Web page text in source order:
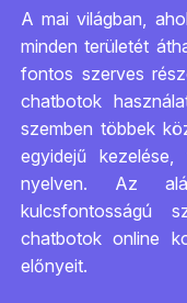
A mai világban,
minden területét
fontos szerves
chatbotok
szemben többek
egyidejű
nyelven. Az
kulcsfontosságú
chatbotok online
előnyeit.